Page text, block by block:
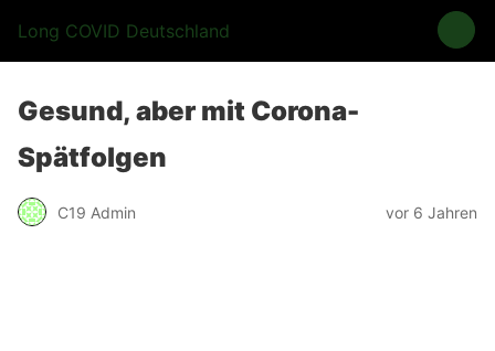
Long COVID Deutschland
Gesund, aber mit Corona-
Spätfolgen
C19 Admin vor 6 Jahren